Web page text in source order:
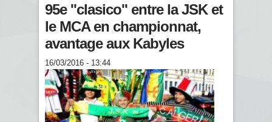
95e ''clasico'' entre la JSK et
le MCA en championnat,
avantage aux Kabyles
16/03/2016 - 13:44